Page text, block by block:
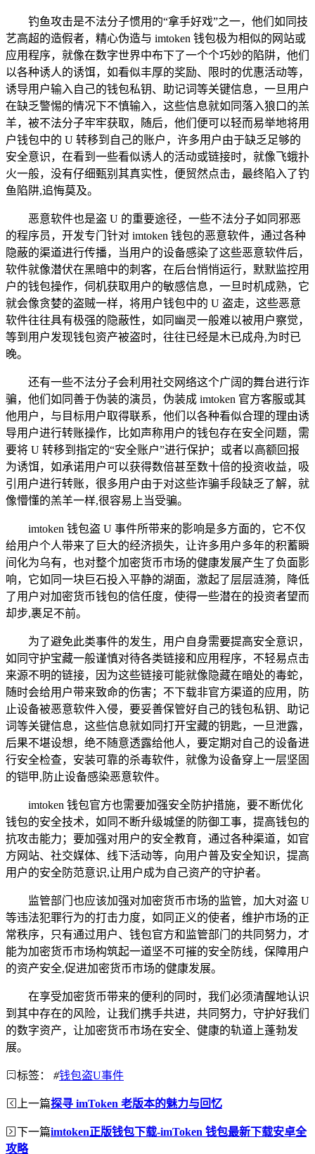
钓鱼攻击是不法分子惯用的“拿手好戏”之一，他们如同技
艺高超的造假者，精心伪造与 imtoken 钱包极为相似的网站或
应用程序，就像在数字世界中布下了一个个巧妙的陷阱，他们
以各种诱人的诱饵，如看似丰厚的奖励、限时的优惠活动等，
诱导用户输入自己的钱包私钥、助记词等关键信息，一旦用户
在缺乏警惕的情况下不慎输入，这些信息就如同落入狼口的羔
羊，被不法分子牢牢获取，随后，他们便可以轻而易举地将用
户钱包中的 U 转移到自己的账户，许多用户由于缺乏足够的
安全意识，在看到一些看似诱人的活动或链接时，就像飞蛾扑
火一般，没有仔细甄别其真实性，便贸然点击，最终陷入了钓
鱼陷阱,追悔莫及。
恶意软件也是盗 U 的重要途径，一些不法分子如同邪恶
的程序员，开发专门针对 imtoken 钱包的恶意软件，通过各种
隐蔽的渠道进行传播，当用户的设备感染了这些恶意软件后，
软件就像潜伏在黑暗中的刺客，在后台悄悄运行，默默监控用
户的钱包操作，伺机获取用户的敏感信息，一旦时机成熟，它
就会像贪婪的盗贼一样，将用户钱包中的 U 盗走，这些恶意
软件往往具有极强的隐蔽性，如同幽灵一般难以被用户察觉，
等到用户发现钱包资产被盗时，往往已经是木已成舟,为时已
晚。
还有一些不法分子会利用社交网络这个广阔的舞台进行诈
骗，他们如同善于伪装的演员，伪装成 imtoken 官方客服或其
他用户，与目标用户取得联系，他们以各种看似合理的理由诱
导用户进行转账操作，比如声称用户的钱包存在安全问题，需
要将 U 转移到指定的“安全账户”进行保护；或者以高额回报
为诱饵，如承诺用户可以获得数倍甚至数十倍的投资收益，吸
引用户进行转账，很多用户由于对这些诈骗手段缺乏了解，就
像懵懂的羔羊一样,很容易上当受骗。
imtoken 钱包盗 U 事件所带来的影响是多方面的，它不仅
给用户个人带来了巨大的经济损失，让许多用户多年的积蓄瞬
间化为乌有，也对整个加密货币市场的健康发展产生了负面影
响，它如同一块巨石投入平静的湖面，激起了层层涟漪，降低
了用户对加密货币钱包的信任度，使得一些潜在的投资者望而
却步,裹足不前。
为了避免此类事件的发生，用户自身需要提高安全意识，
如同守护宝藏一般谨慎对待各类链接和应用程序，不轻易点击
来源不明的链接，因为这些链接可能就像隐藏在暗处的毒蛇，
随时会给用户带来致命的伤害；不下载非官方渠道的应用，防
止设备被恶意软件入侵，要妥善保管好自己的钱包私钥、助记
词等关键信息，这些信息就如同打开宝藏的钥匙，一旦泄露，
后果不堪设想，绝不随意透露给他人，要定期对自己的设备进
行安全检查，安装可靠的杀毒软件，就像为设备穿上一层坚固
的铠甲,防止设备感染恶意软件。
imtoken 钱包官方也需要加强安全防护措施，要不断优化
钱包的安全技术，如同不断升级城堡的防御工事，提高钱包的
抗攻击能力；要加强对用户的安全教育，通过各种渠道，如官
方网站、社交媒体、线下活动等，向用户普及安全知识，提高
用户的安全防范意识,让用户成为自己资产的守护者。
监管部门也应该加强对加密货币市场的监管，加大对盗 U
等违法犯罪行为的打击力度，如同正义的使者，维护市场的正
常秩序，只有通过用户、钱包官方和监管部门的共同努力，才
能为加密货币市场构筑起一道坚不可摧的安全防线，保障用户
的资产安全,促进加密货币市场的健康发展。
在享受加密货币带来的便利的同时，我们必须清醒地认识
到其中存在的风险，让我们携手共进，共同努力，守护好我们
的数字资产，让加密货币市场在安全、健康的轨道上蓬勃发
展。
标签： #钱包盗U事件
上一篇探寻 imToken 老版本的魅力与回忆
下一篇imtoken正版钱包下载-imToken 钱包最新下载安卓全
攻略